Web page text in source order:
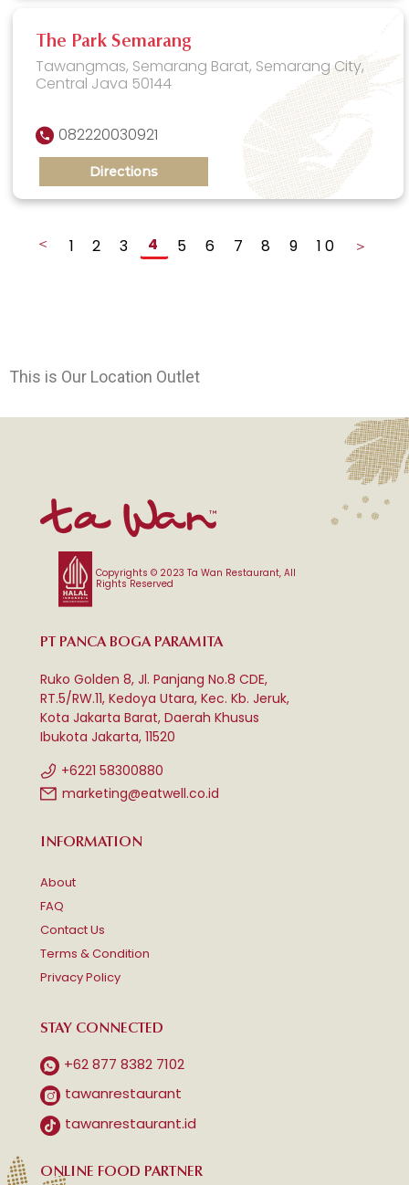
The Park Semarang
Tawangmas, Semarang Barat, Semarang City,
Central Java 50144
082220030921
Directions
＜ 1 2 3 4 5 6 7 8 9 10 ＞
This is Our Location Outlet
Copyrights © 2023 Ta Wan Restaurant, All
Rights Reserved
PT PANCA BOGA PARAMITA
Ruko Golden 8, Jl. Panjang No.8 CDE,
RT.5/RW.11, Kedoya Utara, Kec. Kb. Jeruk,
Kota Jakarta Barat, Daerah Khusus
Ibukota Jakarta, 11520
+6221 58300880
marketing@eatwell.co.id
INFORMATION
About
FAQ
Contact Us
Terms & Condition
Privacy Policy
STAY CONNECTED
+62 877 8382 7102
tawanrestaurant
tawanrestaurant.id
ONLINE FOOD PARTNER